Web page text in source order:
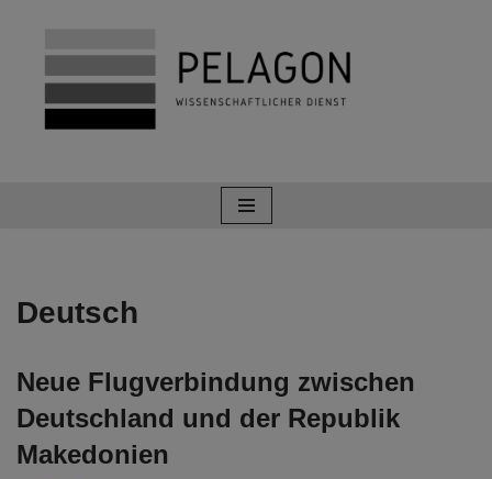
Zum
Inhalt
springen
Deutsch
Neue Flugverbindung zwischen
Deutschland und der Republik
Makedonien